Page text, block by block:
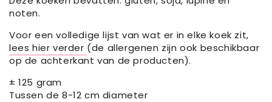
noten.
Voor een volledige lijst van wat er in elke koek zit,
lees hier verder (de allergenen zijn ook beschikbaar
op de achterkant van de producten).
± 125 gram
Tussen de 8-12 cm diameter